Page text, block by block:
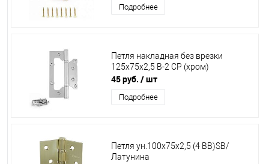
Подробнее
Петля накладная без врезки
125х75х2,5 В-2 СР (хром)
45 руб. / шт
Подробнее
Петля ун.100х75х2,5 (4 ВВ)SB/
Латунина